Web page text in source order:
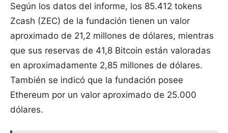
Según los datos del informe, los 85.412 tokens
Zcash (ZEC) de la fundación tienen un valor
aproximado de 21,2 millones de dólares, mientras
que sus reservas de 41,8 Bitcoin están valoradas
en aproximadamente 2,85 millones de dólares.
También se indicó que la fundación posee
Ethereum por un valor aproximado de 25.000
dólares.